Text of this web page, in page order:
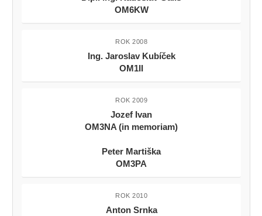
OM6KW
ROK 2008
Ing. Jaroslav Kubíček
OM1II
ROK 2009
Jozef Ivan
OM3NA (in memoriam)
Peter Martiška
OM3PA
ROK 2010
Anton Srnka